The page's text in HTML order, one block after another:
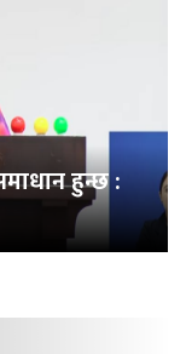
हुन्छ :